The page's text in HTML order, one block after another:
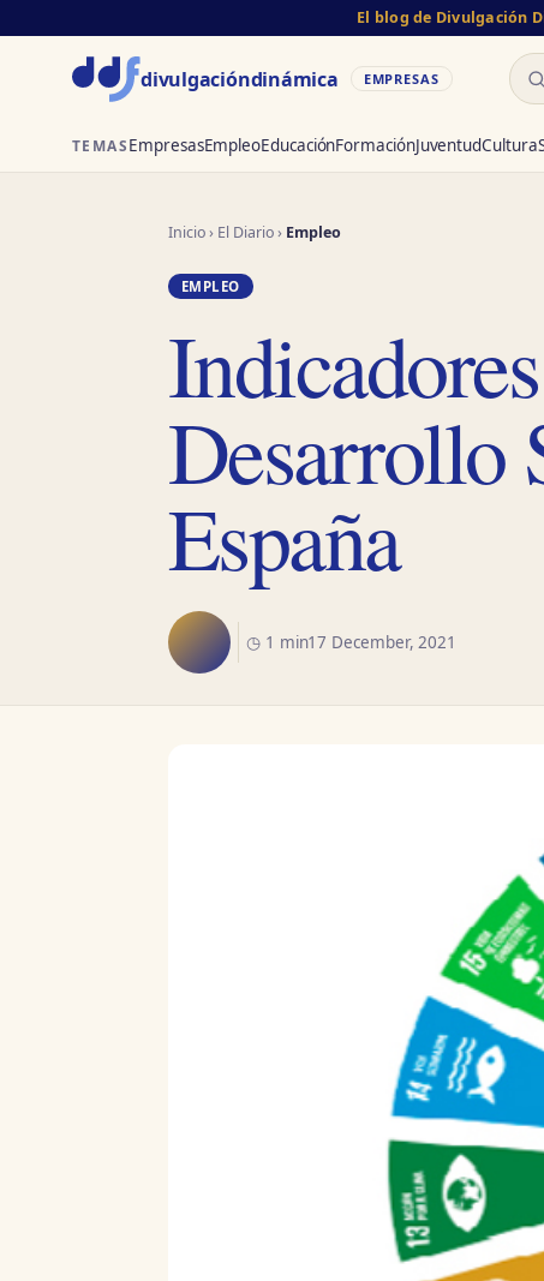
El blog de Divulgación
divulgacióndinámica EMPRESAS
TEMASEmpresasEmpleoEducaciónFormaciónJuventudCultura
Inicio› El Diario› Empleo
EMPLEO
Desarrollo
España
◷ 1 min17 December, 2021